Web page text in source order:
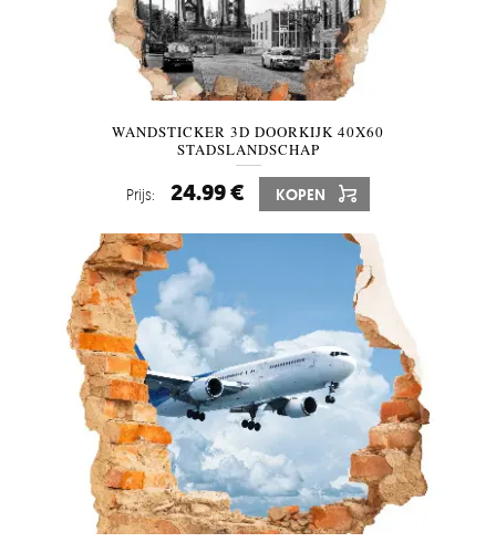
WANDSTICKER 3D DOORKIJK 40X60
STADSLANDSCHAP
Prijs: 24.99 € KOPEN